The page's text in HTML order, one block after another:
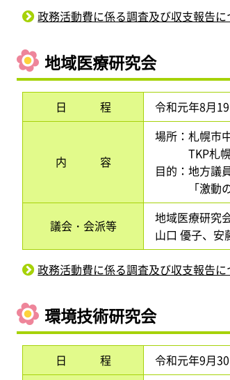
政務活動費に係る調査及び収支報告に
地域医療研究会
日 程 令和元年8月
内 容
場所：札幌市
TKP札幌
目的：地方議
「激動の時
議会・会派等
地域医療研
山口 優子、安
政務活動費に係る調査及び収支報告に
環境技術研究会
日 程 令和元年9月